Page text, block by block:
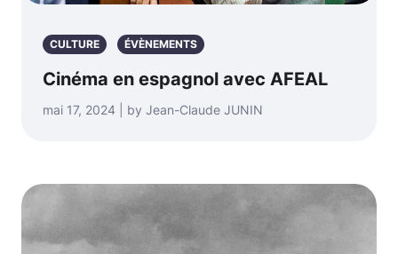
CULTURE ÉVÈNEMENTS
Cinéma en espagnol avec AFEAL
mai 17, 2024 | by Jean-Claude JUNIN